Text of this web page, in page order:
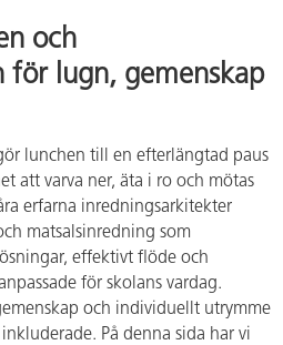
och
för lugn, gemenskap
lunchen till en efterlängtad paus
att varva ner, äta i ro och mötas
erfarna inredningsarkitekter
matsalsinredning som
effektivt flöde och
för skolans vardag.
och individuellt utrymme
På denna sida har vi